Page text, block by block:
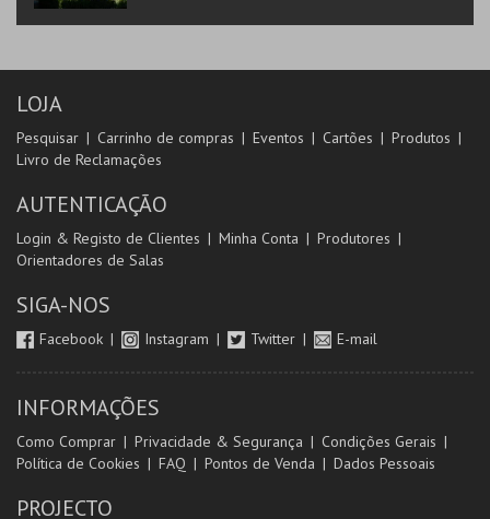
LOJA
Pesquisar Carrinho de compras Eventos Cartões
Produtos
Livro de Reclamações
AUTENTICAÇÃO
Login & Registo de Clientes Minha Conta
Produtores
Orientadores de Salas
SIGA-NOS
Facebook Instagram Twitter E-mail
INFORMAÇÕES
Como Comprar Privacidade & Segurança
Condições Gerais
Política de Cookies
FAQ Pontos de Venda Dados Pessoais
PROJECTO